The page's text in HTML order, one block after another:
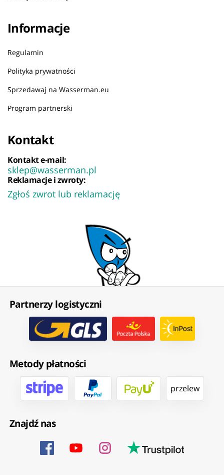
Informacje
Regulamin
Polityka prywatności
Sprzedawaj na Wasserman.eu
Program partnerski
Kontakt
Kontakt e-mail:
sklep@wasserman.pl
Reklamacje i zwroty:
Zgłoś zwrot lub reklamację
Partnerzy logistyczni
Metody płatności
przelew
Znajdź nas